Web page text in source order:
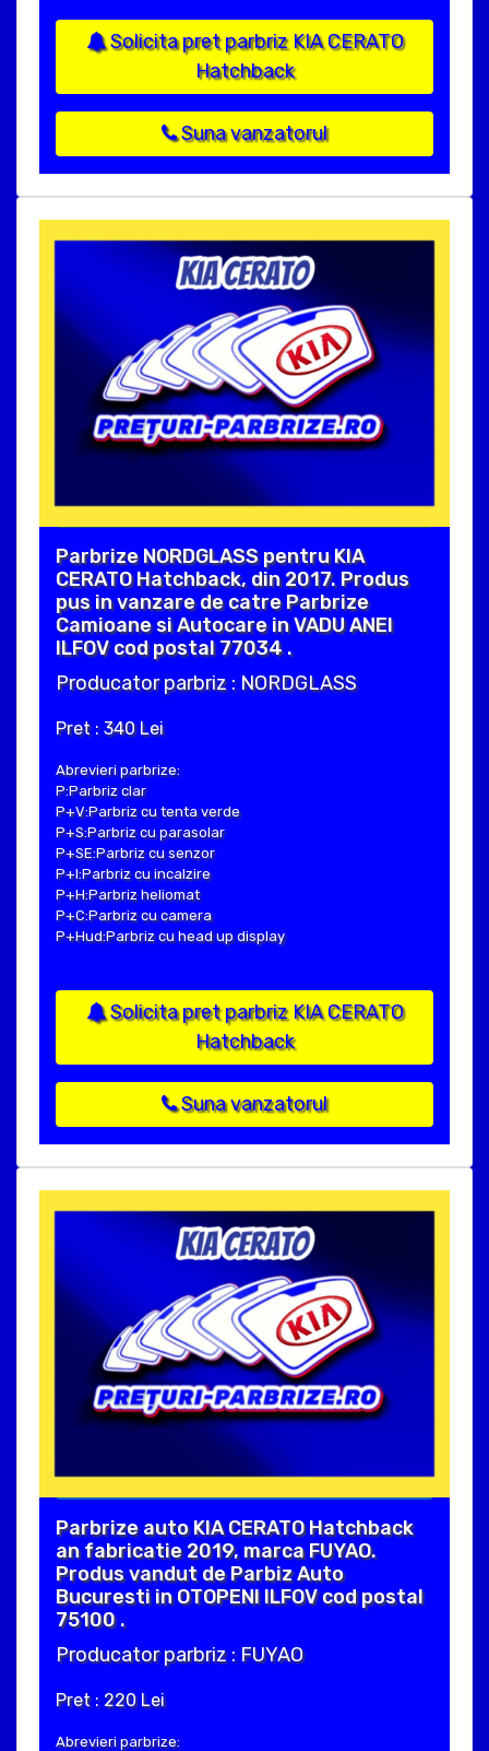
Solicita pret parbriz KIA CERATO
Hatchback
Suna vanzatorul
Parbrize NORDGLASS pentru KIA
CERATO Hatchback, din 2017. Produs
pus in vanzare de catre Parbrize
Camioane si Autocare in VADU ANEI
ILFOV cod postal 77034 .
Producator parbriz : NORDGLASS
Pret : 340 Lei
Abrevieri parbrize:
P:Parbriz clar
P+V:Parbriz cu tenta verde
P+S:Parbriz cu parasolar
P+SE:Parbriz cu senzor
P+I:Parbriz cu incalzire
P+H:Parbriz heliomat
P+C:Parbriz cu camera
P+Hud:Parbriz cu head up display
Solicita pret parbriz KIA CERATO
Hatchback
Suna vanzatorul
Parbrize auto KIA CERATO Hatchback
an fabricatie 2019, marca FUYAO.
Produs vandut de Parbiz Auto
Bucuresti in OTOPENI ILFOV cod postal
75100 .
Producator parbriz : FUYAO
Pret : 220 Lei
Abrevieri parbrize: